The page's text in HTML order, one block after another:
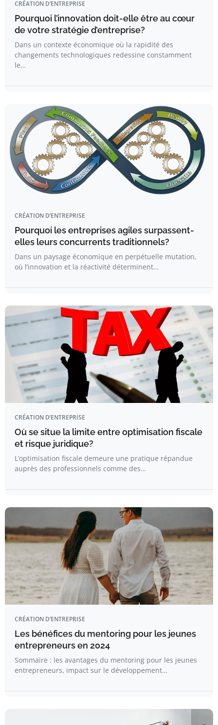
CRÉATION D’ENTREPRISE
Pourquoi l’innovation doit-elle être au cœur
de votre stratégie d’entreprise?
Dans un contexte économique où la rapidité des
changements technologiques redessine constamment
le…
CRÉATION D’ENTREPRISE
Pourquoi les entreprises agiles surpassent-
elles leurs concurrents traditionnels?
Dans un paysage économique en perpétuelle mutation,
où l’innovation et la réactivité déterminent…
CRÉATION D’ENTREPRISE
Où se situe la limite entre optimisation fiscale
et risque juridique?
L’optimisation fiscale demeure une pratique répandue
auprès des professionnels comme des…
CRÉATION D’ENTREPRISE
Les bénéfices du mentoring pour les jeunes
entrepreneurs en 2024
Sommaire : les avantages du mentoring pour les jeunes
entrepreneurs, impact sur le développement…